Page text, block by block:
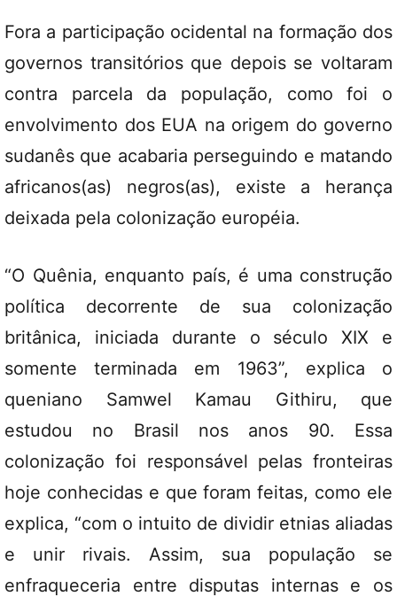
Fora a participação ocidental na formação dos
governos transitórios que depois se voltaram
contra parcela da população, como foi o
envolvimento dos EUA na origem do governo
sudanês que acabaria perseguindo e matando
africanos(as) negros(as), existe a herança
deixada pela colonização européia.
“O Quênia, enquanto país, é uma construção
política decorrente de sua colonização
britânica, iniciada durante o século XIX e
somente terminada em 1963”, explica o
queniano Samwel Kamau Githiru, que
estudou no Brasil nos anos 90. Essa
colonização foi responsável pelas fronteiras
hoje conhecidas e que foram feitas, como ele
explica, “com o intuito de dividir etnias aliadas
e unir rivais. Assim, sua população se
enfraqueceria entre disputas internas e os